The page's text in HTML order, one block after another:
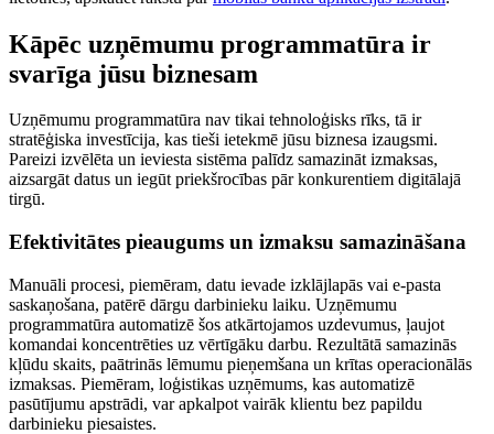
Kāpēc uzņēmumu programmatūra ir
svarīga jūsu biznesam
Uzņēmumu programmatūra nav tikai tehnoloģisks rīks, tā ir
stratēģiska investīcija, kas tieši ietekmē jūsu biznesa izaugsmi.
Pareizi izvēlēta un ieviesta sistēma palīdz samazināt izmaksas,
aizsargāt datus un iegūt priekšrocības pār konkurentiem digitālajā
tirgū.
Efektivitātes pieaugums un izmaksu samazināšana
Manuāli procesi, piemēram, datu ievade izklājlapās vai e-pasta
saskaņošana, patērē dārgu darbinieku laiku. Uzņēmumu
programmatūra automatizē šos atkārtojamos uzdevumus, ļaujot
komandai koncentrēties uz vērtīgāku darbu. Rezultātā samazinās
kļūdu skaits, paātrinās lēmumu pieņemšana un krītas operacionālās
izmaksas. Piemēram, loģistikas uzņēmums, kas automatizē
pasūtījumu apstrādi, var apkalpot vairāk klientu bez papildu
darbinieku piesaistes.